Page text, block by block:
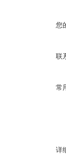
您
联
常
详